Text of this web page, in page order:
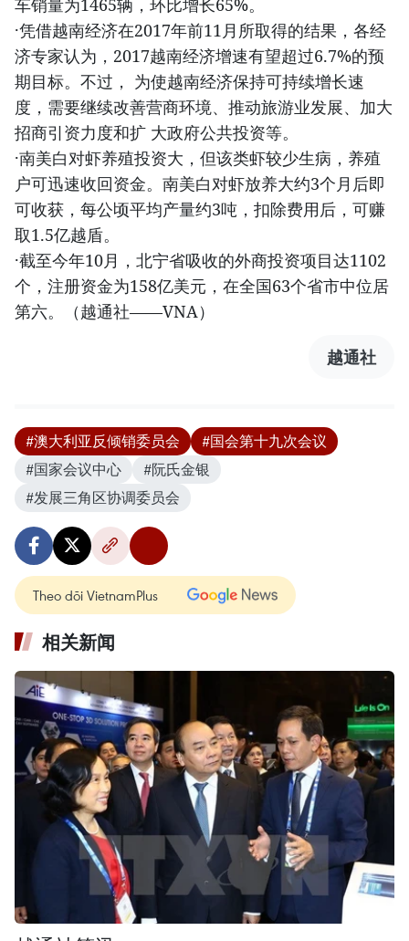
·凭借越南经济在2017年前11月所取得的结果，各经
济专家认为，2017越南经济增速有望超过6.7%的预
期目标。不过， 为使越南经济保持可持续增长速
度，需要继续改善营商环境、推动旅游业发展、加大
招商引资力度和扩 大政府公共投资等。
·南美白对虾养殖投资大，但该类虾较少生病，养殖
户可迅速收回资金。南美白对虾放养大约3个月后即
可收获，每公顷平均产量约3吨，扣除费用后，可赚
取1.5亿越盾。
·截至今年10月，北宁省吸收的外商投资项目达1102
个，注册资金为158亿美元，在全国63个省市中位居
第六。（越通社——VNA）
越通社
#澳大利亚反倾销委员会
#国会第十九次会议
#国家会议中心
#阮氏金银
#发展三角区协调委员会
Theo dõi VietnamPlus
相关新闻